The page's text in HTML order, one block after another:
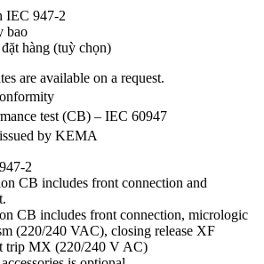
IEC 947-2
bao
hàng (tuỳ chọn)
are available on a request.
test (CB) – IEC 60947
by KEMA
2
CB includes front connection and
CB includes front connection, micrologic
(220/240 VAC), closing release XF
trip MX (220/240 V AC)